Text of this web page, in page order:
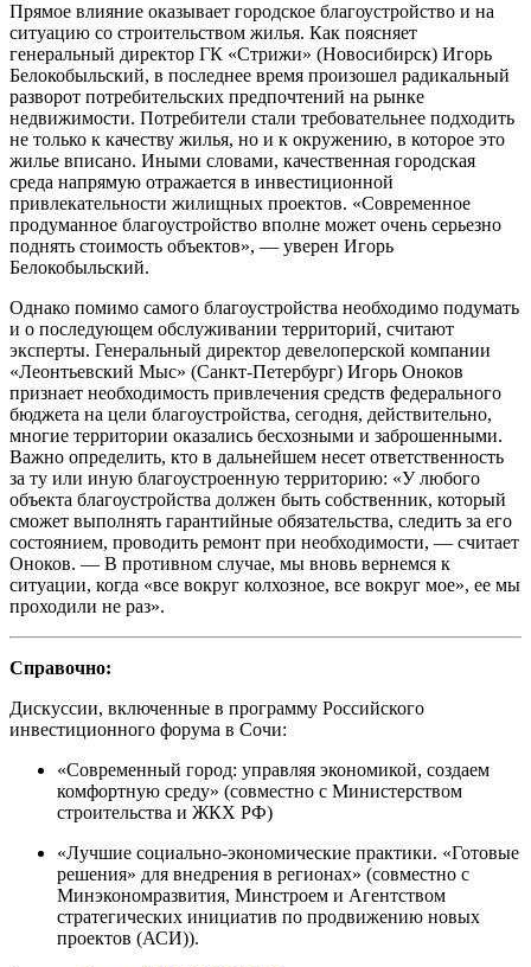
Прямое влияние оказывает городское благоустройство и на
ситуацию со строительством жилья. Как поясняет
генеральный директор ГК «Стрижи» (Новосибирск) Игорь
Белокобыльский, в последнее время произошел радикальный
разворот потребительских предпочтений на рынке
недвижимости. Потребители стали требовательнее подходить
не только к качеству жилья, но и к окружению, в которое это
жилье вписано. Иными словами, качественная городская
среда напрямую отражается в инвестиционной
привлекательности жилищных проектов. «Современное
продуманное благоустройство вполне может очень серьезно
поднять стоимость объектов», — уверен Игорь
Белокобыльский.
Однако помимо самого благоустройства необходимо подумать
и о последующем обслуживании территорий, считают
эксперты. Генеральный директор девелоперской компании
«Леонтьевский Мыс» (Санкт-Петербург) Игорь Оноков
признает необходимость привлечения средств федерального
бюджета на цели благоустройства, сегодня, действительно,
многие территории оказались бесхозными и заброшенными.
Важно определить, кто в дальнейшем несет ответственность
за ту или иную благоустроенную территорию: «У любого
объекта благоустройства должен быть собственник, который
сможет выполнять гарантийные обязательства, следить за его
состоянием, проводить ремонт при необходимости, — считает
Оноков. — В противном случае, мы вновь вернемся к
ситуации, когда «все вокруг колхозное, все вокруг мое», ее мы
проходили не раз».
Справочно:
Дискуссии, включенные в программу Российского
инвестиционного форума в Сочи:
«Современный город: управляя экономикой, создаем
комфортную среду» (совместно с Министерством
строительства и ЖКХ РФ)
«Лучшие социально-экономические практики. «Готовые
решения» для внедрения в регионах» (совместно с
Минэкономразвития, Минстроем и Агентством
стратегических инициатив по продвижению новых
проектов (АСИ)).